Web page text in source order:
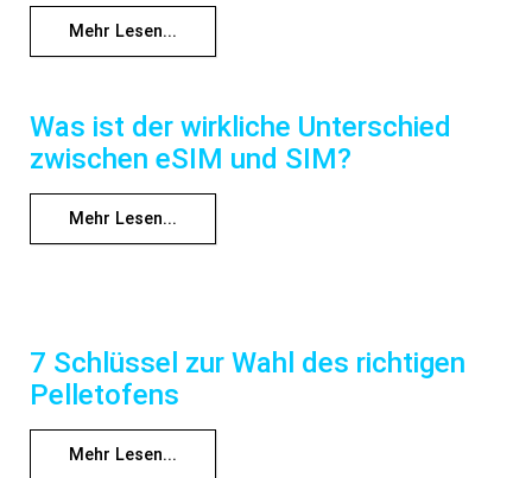
Mehr Lesen...
Was ist der wirkliche Unterschied
zwischen eSIM und SIM?
Mehr Lesen...
7 Schlüssel zur Wahl des richtigen
Pelletofens
Mehr Lesen...